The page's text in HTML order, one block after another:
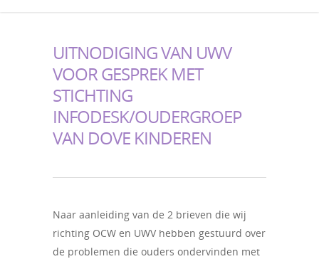
UITNODIGING VAN UWV
VOOR GESPREK MET
STICHTING
INFODESK/OUDERGROEP
VAN DOVE KINDEREN
Naar aanleiding van de 2 brieven die wij
richting OCW en UWV hebben gestuurd over
de problemen die ouders ondervinden met